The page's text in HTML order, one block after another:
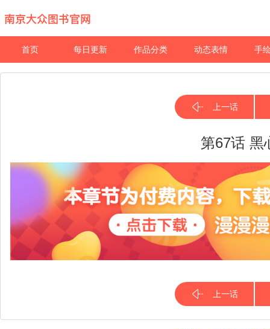
首页 每日更新 作品分类 动态表情 手
上一话
第67话 黑
上一话